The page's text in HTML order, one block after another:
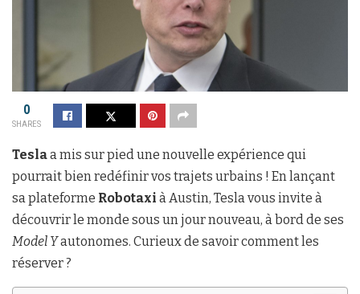
0
SHARES
Teslaa mis sur pied une nouvelle expérience qui
pourrait bien redéfinir vos trajets urbains ! En lançant
sa plateforme Robotaxi à Austin, Tesla vous invite à
découvrir le monde sous un jour nouveau, à bord de ses
Model Yautonomes. Curieux de savoir comment les
réserver ?